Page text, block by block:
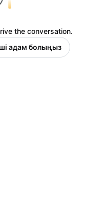
the conversation.
адам болыңыз